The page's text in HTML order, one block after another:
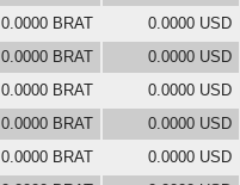
0.0000 BRAT 0.0000 USD
0.0000 BRAT 0.0000 USD
0.0000 BRAT 0.0000 USD
0.0000 BRAT 0.0000 USD
0.0000 BRAT 0.0000 USD